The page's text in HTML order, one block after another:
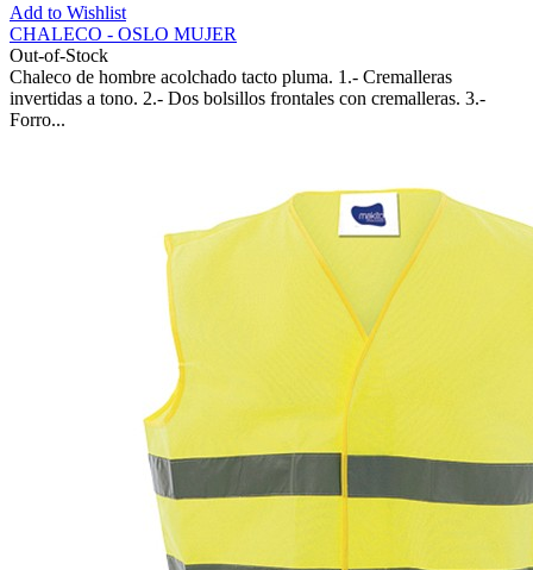
Add to Wishlist
CHALECO - OSLO MUJER
Out-of-Stock
Chaleco de hombre acolchado tacto pluma. 1.- Cremalleras
invertidas a tono. 2.- Dos bolsillos frontales con cremalleras. 3.-
Forro...